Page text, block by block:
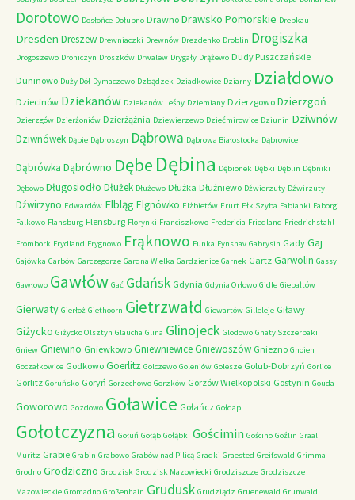
Dorotowo Dosłońce Dołubno Drawno Drawsko Pomorskie Drebkau
Dresden Dreszew Drewniaczki Drewnów Drezdenko Droblin Drogiszka
Drogoszewo Drohiczyn Droszków Drwalew Drygały Drążewo Dudy Puszczańskie
Duninowo Duży Dół Dymaczewo Dzbądzek Dziadkowice Dziarny Działdowo
Dziecinów Dziekanów Dziekanów Leśny Dziemiany Dzierzgowo Dzierzgoń
Dzierzgów Dzierżoniów Dzierżążnia Dziewierzewo Dziećmirowice Dziunin Dziwnów
Dziwnówek Dąbie Dąbroszyn Dąbrowa Dąbrowa Białostocka Dąbrowice
Dąbrówka Dąbrówno Dębe Dębina Dębionek Dębki Dęblin Dębniki
Dębowo Długosiodło Dłużek Dłużewo Dłużka Dłużniewo Dźwierzuty Dźwirzuty
Dźwirzyno Edwardów Elbląg Elgnówko Elżbietów Erurt Ełk Szyba Fabianki Faborgi
Falkowo Flansburg Flensburg Florynki Franciszkowo Fredericia Friedland Friedrichstahl
Frombork Frydland Frygnowo Frąknowo Funka Fynshav Gabrysin Gady Gaj
Gajówka Garbów Garczegorze Gardna Wielka Gardzienice Garnek Gartz Garwolin Gassy
Gawłowo Gawłów Gać Gdańsk Gdynia Gdynia Orłowo Gidle Giebałtów
Gierwaty Gierłoż Giethoorn Gietrzwałd Giewartów Gilleleje Giławy
Giżycko Giżycko Olsztyn Glaucha Glina Glinojeck Glodowo Gnaty Szczerbaki
Gniew Gniewino Gniewkowo GniewniewiceGniewoszów Gniezno Gnoien
Goczałkowice Godkowo Goerlitz Golczewo Goleniów Golesze Golub-Dobrzyń Gorlice
Gorlitz Goruńsko Goryń Gorzechowo Gorzków Gorzów Wielkopolski Gostynin Gouda
Goworowo Gozdowo Goławice Gołańcz Gołdap
Gołotczyzna Gołuń Gołąb Gołąbki Gościmin Gościno Goźlin Graal
Muritz Grabie Grabin Grabowo Grabów nad Pilicą Gradki Graested Greifswald Grimma
Grodno Grodziczno Grodzisk Grodzisk Mazowiecki Grodziszcze Grodziszcze
Mazowieckie Gromadno Großenhain Grudusk Grudziądz Gruenewald Grunwald